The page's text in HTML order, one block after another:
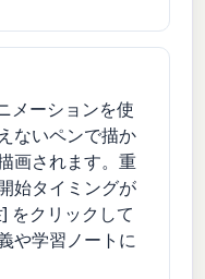
メーションを使
ないペンで描か
画されます。重
始タイミングが
] をクリックして
や学習ノートに